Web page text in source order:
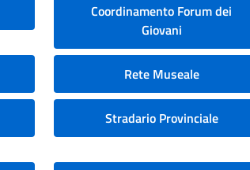
Coordinamento Forum dei
Giovani
Rete Museale
Stradario Provinciale